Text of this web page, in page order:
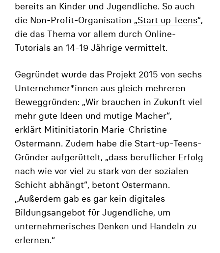
bereits an Kinder und Jugendliche. So auch
die Non-Profit-Organisation „Start up Teens“,
die das Thema vor allem durch Online-
Tutorials an 14-19 Jährige vermittelt.
Gegründet wurde das Projekt 2015 von sechs
Unternehmer*innen aus gleich mehreren
Beweggründen: „Wir brauchen in Zukunft viel
mehr gute Ideen und mutige Macher“,
erklärt Mitinitiatorin Marie-Christine
Ostermann. Zudem habe die Start-up-Teens-
Gründer aufgerüttelt, „dass beruflicher Erfolg
nach wie vor viel zu stark von der sozialen
Schicht abhängt“, betont Ostermann.
„Außerdem gab es gar kein digitales
Bildungsangebot für Jugendliche, um
unternehmerisches Denken und Handeln zu
erlernen.“